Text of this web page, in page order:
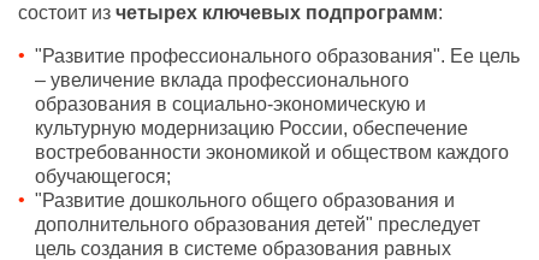
состоит из четырех ключевых подпрограмм:
"Развитие профессионального образования". Ее цель
– увеличение вклада профессионального
образования в социально-экономическую и
культурную модернизацию России, обеспечение
востребованности экономикой и обществом каждого
обучающегося;
"Развитие дошкольного общего образования и
дополнительного образования детей" преследует
цель создания в системе образования равных